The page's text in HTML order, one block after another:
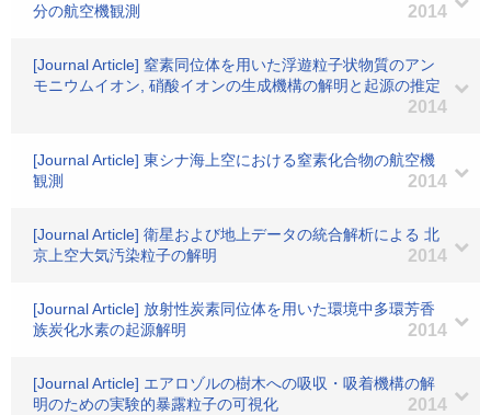
分の航空機観測
2014
[Journal Article] 窒素同位体を用いた浮遊粒子状物質のアン
モニウムイオン, 硝酸イオンの生成機構の解明と起源の推定
2014
[Journal Article] 東シナ海上空における窒素化合物の航空機
観測
2014
[Journal Article] 衛星および地上データの統合解析による 北
京上空大気汚染粒子の解明
2014
[Journal Article] 放射性炭素同位体を用いた環境中多環芳香
族炭化水素の起源解明
2014
[Journal Article] エアロゾルの樹木への吸収・吸着機構の解
明のための実験的暴露粒子の可視化
2014